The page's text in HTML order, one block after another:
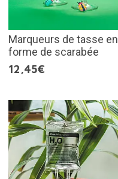
Marqueurs de tasse en
forme de scarabée
12,45€